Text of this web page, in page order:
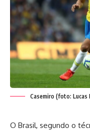
Casemiro (foto: Lucas
O Brasil, segundo o